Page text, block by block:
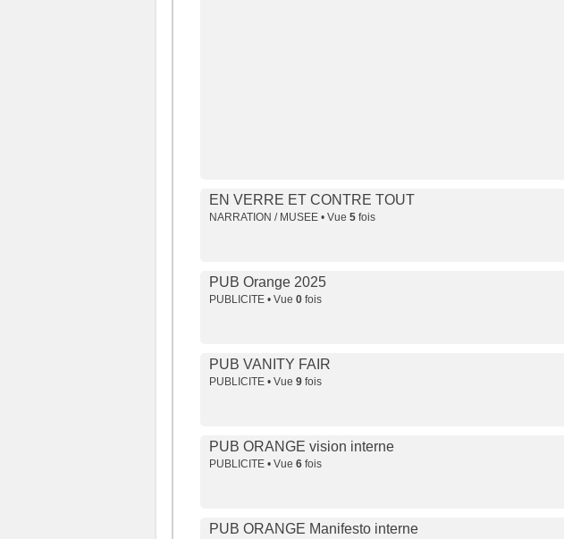
EN VERRE ET CONTRE TOUT
NARRATION / MUSEE • Vue 5 fois
PUB Orange 2025
PUBLICITE • Vue 0 fois
PUB VANITY FAIR
PUBLICITE • Vue 9 fois
PUB ORANGE vision interne
PUBLICITE • Vue 6 fois
PUB ORANGE Manifesto interne